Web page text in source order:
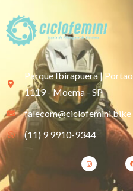
Parque Ibirapuera |
1119 - Moema - SP
falecom@ciclofemini.bike
(11) 9 9910-9344